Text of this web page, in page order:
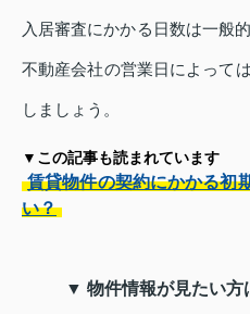
入居審査にかかる日数は一般
不動産会社の営業日によって
しましょう。
▼この記事も読まれています
賃貸物件の契約にかかる初
い？
▼ 物件情報が見たい